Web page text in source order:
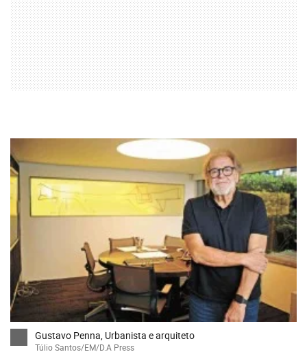
Gustavo Penna, Urbanista e arquiteto
Túlio Santos/EM/D.A Press